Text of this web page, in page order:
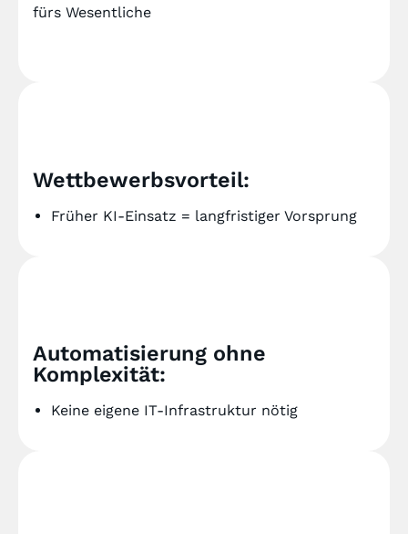
fürs Wesentliche
Wettbewerbsvorteil:
Früher KI-Einsatz = langfristiger Vorsprung
Automatisierung ohne
Komplexität:
Keine eigene IT-Infrastruktur nötig